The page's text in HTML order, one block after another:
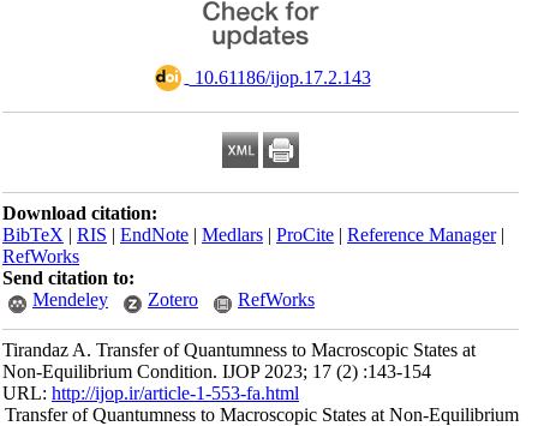
‎ 10.61186/ijop.17.2.143
Download citation:
BibTeX|RIS|EndNote|Medlars|ProCite|Reference Manager
RefWorks
Send citation to:
Mendeley
Zotero RefWorks
Tirandaz A. Transfer of Quantumness to Macroscopic States at
Non-Equilibrium Condition. IJOP 2023; 17 (2) :143-154
URL:http://ijop.ir/article-1-553-fa.html
Transfer of Quantumness to Macroscopic States at Non-Equilibrium